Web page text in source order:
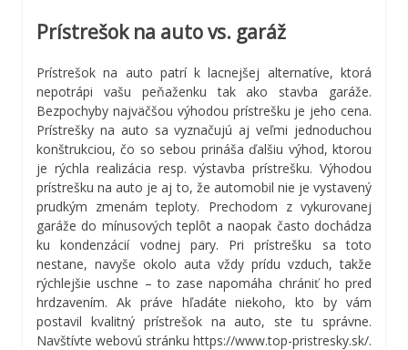
Prístrešok na auto vs. garáž
Prístrešok na auto patrí k lacnejšej alternatíve, ktorá
nepotrápi vašu peňaženku tak ako stavba garáže.
Bezpochyby najväčšou výhodou prístrešku je jeho cena.
Prístrešky na auto sa vyznačujú aj veľmi jednoduchou
konštrukciou, čo so sebou prináša ďalšiu výhod, ktorou
je rýchla realizácia resp. výstavba prístrešku. Výhodou
prístrešku na auto je aj to, že automobil nie je vystavený
prudkým zmenám teploty. Prechodom z vykurovanej
garáže do mínusových teplôt a naopak často dochádza
ku kondenzácií vodnej pary. Pri prístrešku sa toto
nestane, navyše okolo auta vždy prídu vzduch, takže
rýchlejšie uschne – to zase napomáha chrániť ho pred
hrdzavením. Ak práve hľadáte niekoho, kto by vám
postavil kvalitný prístrešok na auto, ste tu správne.
Navštívte webovú stránku https://www.top-pristresky.sk/.